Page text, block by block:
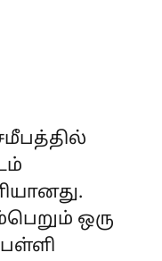
ஒரு
பள்ளி